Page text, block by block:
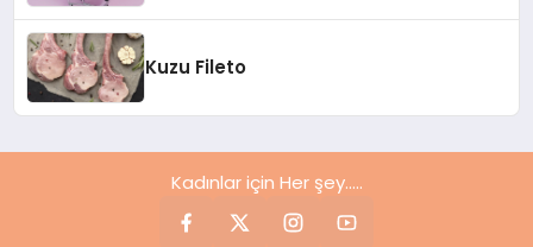
Kuzu Fileto
Kadınlar için Her şey.....